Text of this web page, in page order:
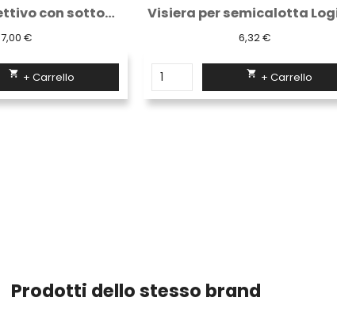
Elmetto protettivo con sottogola
7,00 €
 + Carrello
6,32 €
 + Carrello
Prodotti dello stesso brand